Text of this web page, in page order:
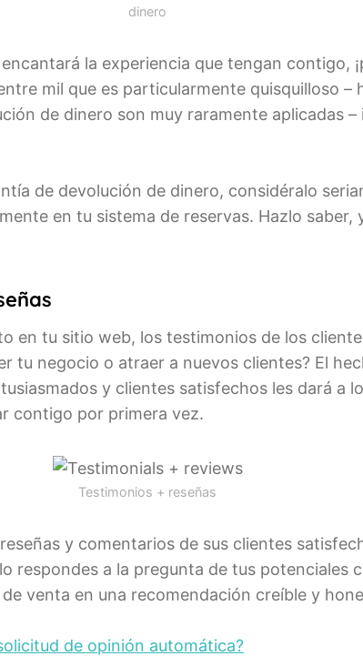
dinero
la experiencia que tengan contigo,
mil que es particularmente quisquilloso –
de dinero son muy raramente aplicadas
de devolución de dinero, considéralo
en tu sistema de reservas. Hazlo saber,
en tu sitio web, los testimonios de los
tu negocio o atraer a nuevos clientes? El
y clientes satisfechos les dará a
contigo por primera vez.
Testimonios + reseñas
y comentarios de sus clientes
respondes a la pregunta de tus potenciales
venta en una recomendación creíble y
de opinión automática?